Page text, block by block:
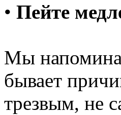
• Пейте
Мы
бывает
трезвым, не